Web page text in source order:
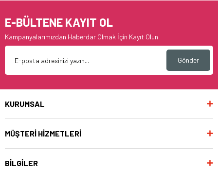
E-BÜLTENE KAYIT OL
Kampanyalarımızdan Haberdar Olmak İçin Kayıt Olun
Gönder
KURUMSAL
MÜŞTERİ HİZMETLERİ
BİLGİLER